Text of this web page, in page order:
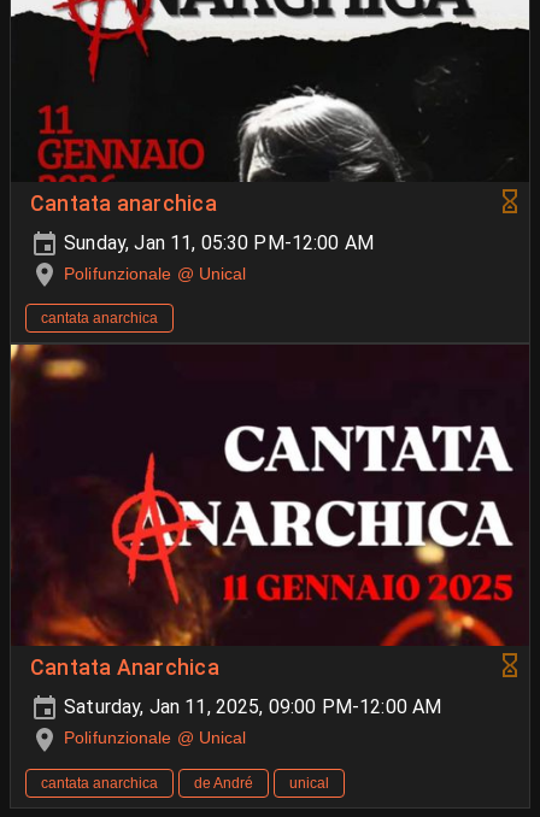
Cantata anarchica
Sunday, Jan 11, 05:30 PM-12:00 AM
Polifunzionale @ Unical
cantata anarchica
Cantata Anarchica
Saturday, Jan 11, 2025, 09:00 PM-12:00 AM
Polifunzionale @ Unical
cantata anarchica de André unical